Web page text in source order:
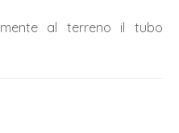
al terreno il tubo